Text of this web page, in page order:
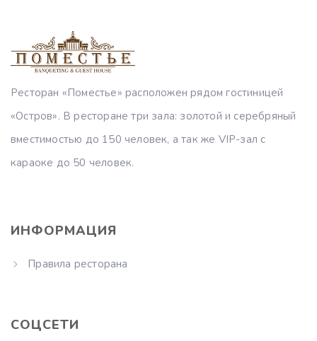
Ресторан «Поместье» расположен рядом гостиницей
«Остров». В ресторане три зала: золотой и серебряный
вместимостью до 150 человек, а так же VIP-зал с
караоке до 50 человек.
ИНФОРМАЦИЯ
Правила ресторана
СОЦСЕТИ